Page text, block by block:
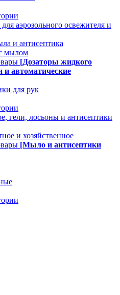
аэрозольного освежителя и
и антисептика
мылом
[Дозаторы жидкого
автоматические
для рук
гели, лосьоны и антисептики
и хозяйственное
[Мыло и антисептики